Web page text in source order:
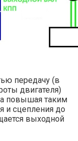
передачу (в
двигателя)
повышая таким
и сцепления до
выходной